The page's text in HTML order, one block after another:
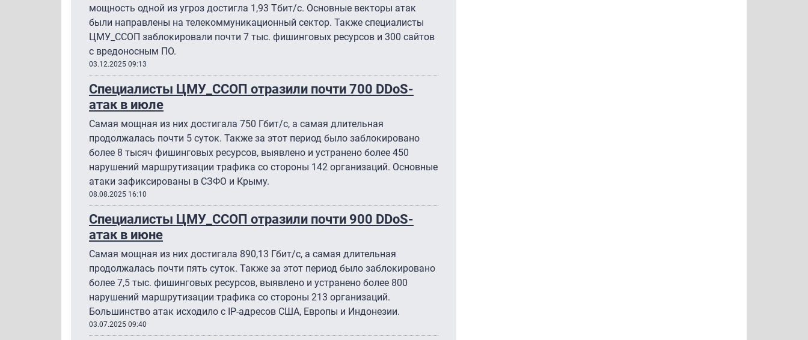
мощность одной из угроз достигла 1,93 Тбит/с. Основные векторы атак
были направлены на телекоммуникационный сектор. Также специалисты
ЦМУ_ССОП заблокировали почти 7 тыс. фишинговых ресурсов и 300 сайтов
с вредоносным ПО.
03.12.2025 09:13
Специалисты ЦМУ_ССОП отразили почти 700 DDoS-
атак в июле
Самая мощная из них достигала 750 Гбит/с, а самая длительная
продолжалась почти 5 суток. Также за этот период было заблокировано
более 8 тысяч фишинговых ресурсов, выявлено и устранено более 450
нарушений маршрутизации трафика со стороны 142 организаций. Основные
атаки зафиксированы в СЗФО и Крыму.
08.08.2025 16:10
Специалисты ЦМУ_ССОП отразили почти 900 DDoS-
атак в июне
Самая мощная из них достигала 890,13 Гбит/с, а самая длительная
продолжалась почти пять суток. Также за этот период было заблокировано
более 7,5 тыс. фишинговых ресурсов, выявлено и устранено более 800
нарушений маршрутизации трафика со стороны 213 организаций.
Большинство атак исходило с IP-адресов США, Европы и Индонезии.
03.07.2025 09:40